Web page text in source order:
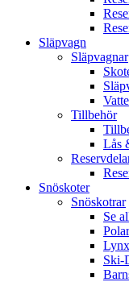
Släpvagn
Släpvagnar
Tillbehör
Lås
Snöskoter
Snöskotrar
Se
Lynx
Ski-